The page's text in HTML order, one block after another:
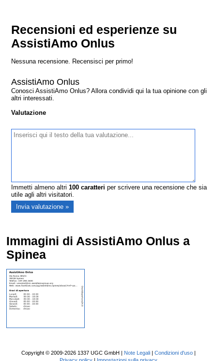
Recensioni ed esperienze su
AssistiAmo Onlus
Nessuna recensione. Recensisci per primo!
AssistiAmo Onlus
Conosci AssistiAmo Onlus? Allora condividi qui la tua opinione con gli
altri interessati.
Valutazione
Immetti almeno altri100 caratteri per scrivere una recensione che sia
utile agli altri visitatori.
Immagini di AssistiAmo Onlus a
Spinea
Copyright © 2009-2026 1337 UGC GmbH | Note Legali| Condizioni d'uso|